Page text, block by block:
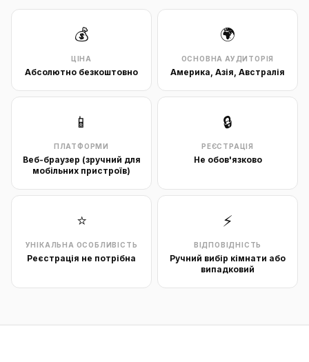
💰
ЦІНА
Абсолютно безкоштовно
🌍
ОСНОВНА АУДИТОРІЯ
Америка, Азія, Австралія
📱
ПЛАТФОРМИ
Веб-браузер (зручний для
мобільних пристроїв)
🔒
РЕЄСТРАЦІЯ
Не обов'язково
⭐
УНІКАЛЬНА ОСОБЛИВІСТЬ
Реєстрація не потрібна
⚡
ВІДПОВІДНІСТЬ
Ручний вибір кімнати або
випадковий